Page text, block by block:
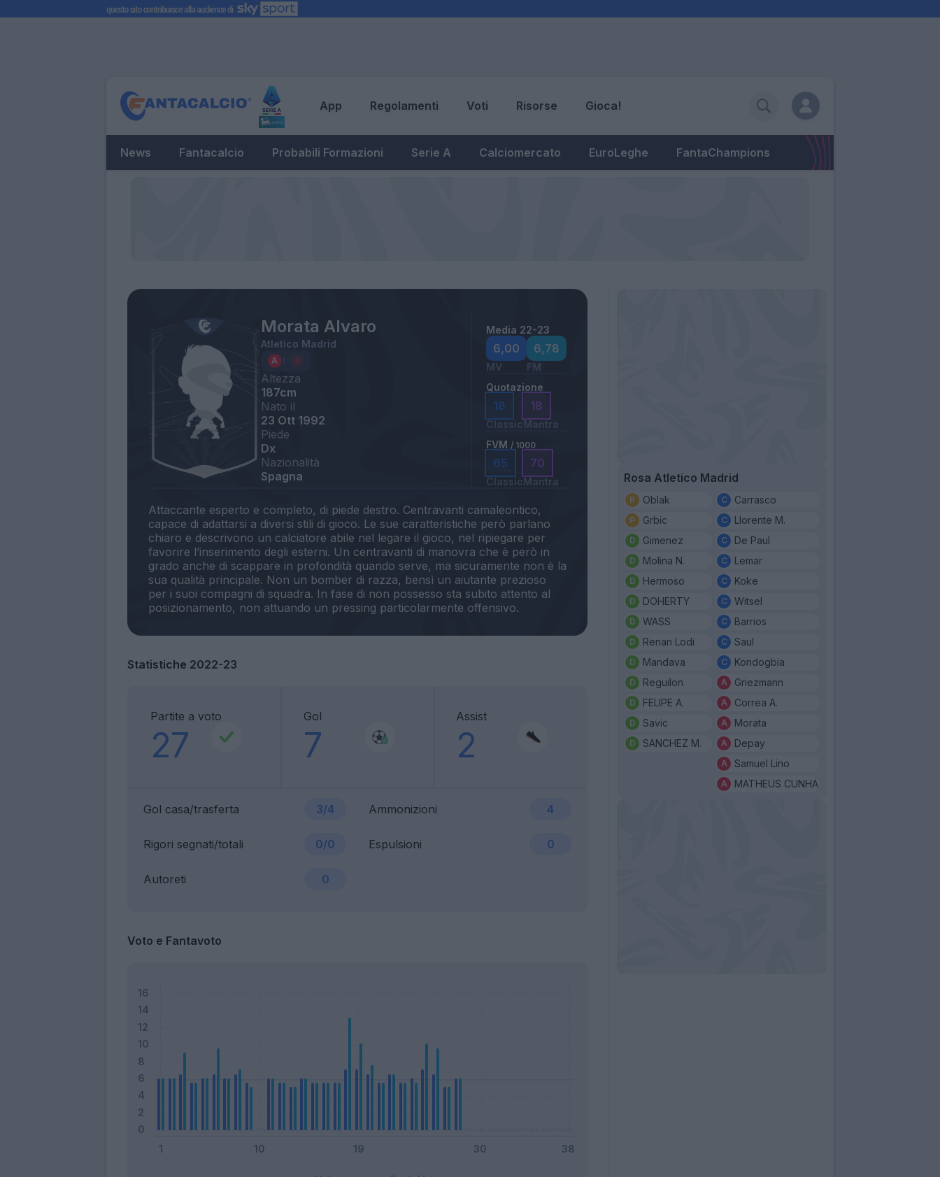
App Regolamenti Voti Risorse Gioca!
News Fantacalcio Probabili Formazioni Serie A Calciomercato EuroLeghe FantaChampions
Morata Alvaro
Atletico Madrid
Altezza
187cm
Nato il
23 Ott 1992
Piede
Dx
Nazionalità
Spagna
Media 22-23
6,00
MV
6,78
FM
Quotazione
18
Classic
18
Mantra
FVM / 1000
65
Classic
70
Mantra
Attaccante esperto e completo, di piede destro. Centravanti camaleontico,
capace di adattarsi a diversi stili di gioco. Le sue caratteristiche però parlano
chiaro e descrivono un calciatore abile nel legare il gioco, nel ripiegare per
favorire l’inserimento degli esterni. Un centravanti di manovra che è però in
grado anche di scappare in profondità quando serve, ma sicuramente non è la
sua qualità principale. Non un bomber di razza, bensì un aiutante prezioso
per i suoi compagni di squadra. In fase di non possesso sta subito attento al
Statistiche 2022-23
Partite a voto
27
Gol
7
Assist
2
Gol casa/trasferta 3/4 Ammonizioni 4
Rigori segnati/totali 0/0 Espulsioni 0
Autoreti 0
Voto e Fantavoto
Rosa Atletico Madrid
Oblak
Grbic
Gimenez
Molina N.
Hermoso
DOHERTY
WASS
Renan Lodi
Mandava
Reguilon
FELIPE A.
Savic
SANCHEZ M.
Carrasco
Llorente M.
De Paul
Lemar
Koke
Witsel
Barrios
Saul
Kondogbia
Griezmann
Correa A.
Morata
Depay
Samuel Lino
MATHEUS CUNHA